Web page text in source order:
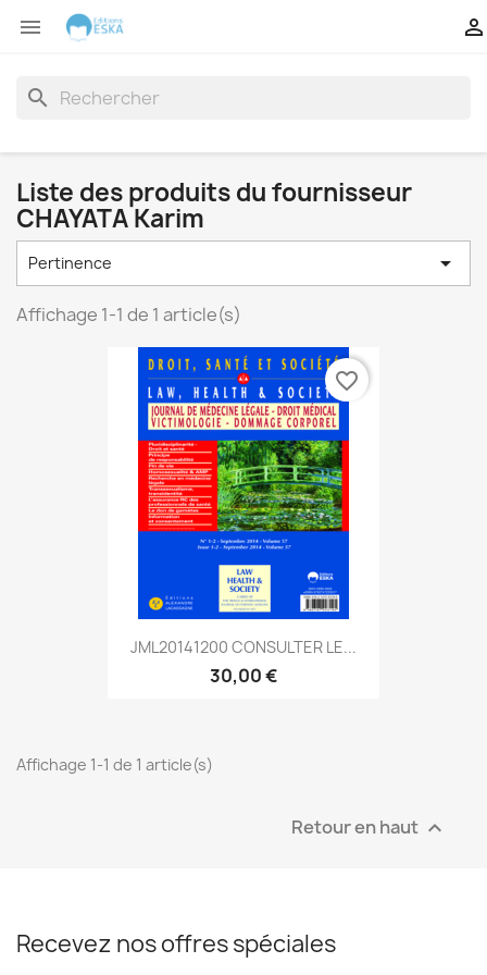
 
search
Liste des produits du fournisseur
CHAYATA Karim
Pertinence 
Affichage 1-1 de 1 article(s)
JML20141200 CONSULTER LE...
30,00 €
favorite_border
Affichage 1-1 de 1 article(s)
Retour en haut 
Recevez nos offres spéciales